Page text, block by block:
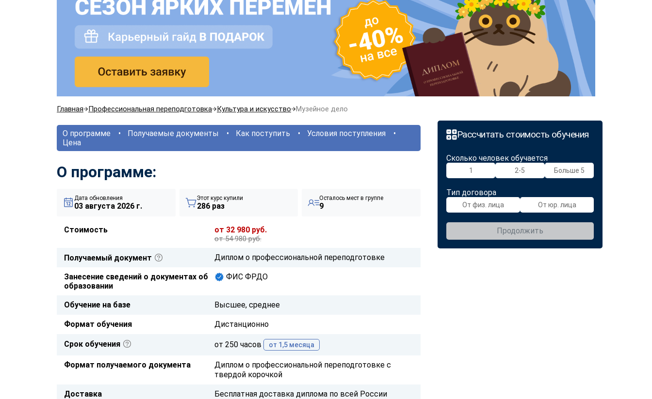
Главная Профессиональная переподготовка Культура и искусство Музейное дело
Рассчитать стоимость обучения
Сколько человек обучается
1 2-5 Больше 5
Тип договора
От физ. лица От юр. лица
Продолжить
О программе Получаемые документы Как поступить
Условия поступления
Цена
О программе:
Дата обновления
03 августа 2026 г.
Этот курс купили
286 раз
Осталось мест в группе
9
Стоимость от 32 980 руб.
от 54 980 руб.
Получаемый документ Диплом о профессиональной переподготовке
Занесение сведений о документах об
образовании
ФИС ФРДО
Обучение на базе Высшее, среднее
Формат обучения Дистанционно
Срок обучения от 250 часов от 1,5 месяца
Формат получаемого документа
Диплом о профессиональной переподготовке с
твердой корочкой
Доставка Бесплатная доставка диплома по всей России